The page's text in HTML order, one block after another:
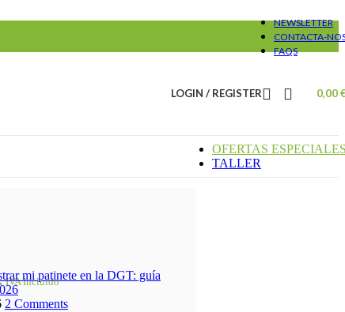
NEWSLETTER
CONTACTA-
FAQS
LOGIN / REGISTER 0,00
mi patinete en la DGT: guía
2 Comments
OFERTAS
TALLER
IVA Incluido